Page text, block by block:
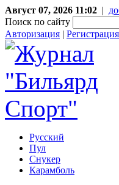
Август 07, 2026 11:02 |
Поиск по сайту
Авторизация | Регистрация
Русский
Пул
Снукер
Карамболь